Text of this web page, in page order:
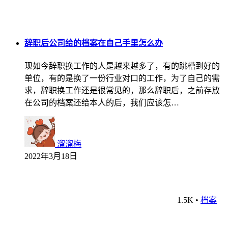
辞职后公司给的档案在自己手里怎么办
现如今辞职换工作的人是越来越多了，有的跳槽到好的
单位，有的是换了一份行业对口的工作，为了自己的需
求，辞职换工作还是很常见的，那么辞职后，之前存放
在公司的档案还给本人的后，我们应该怎…
溜溜梅
2022年3月18日
1.5K • 档案